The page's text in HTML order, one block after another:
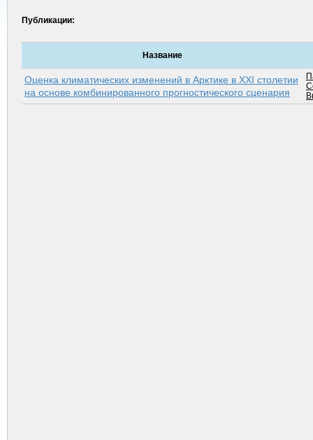
Публикации:
Название
Оценка климатических изменений в Арктике в XXI столетии
на основе комбинированного прогностического сценария